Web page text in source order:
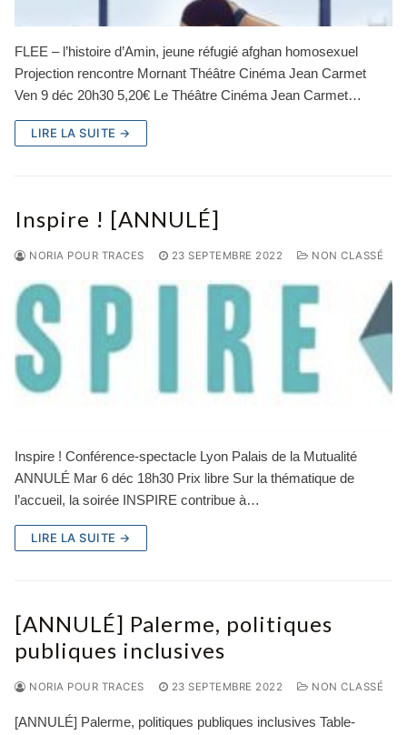
FLEE – l’histoire d’Amin, jeune réfugié afghan homosexuel
Projection rencontre Mornant Théâtre Cinéma Jean Carmet
Ven 9 déc 20h30 5,20€ Le Théâtre Cinéma Jean Carmet…
LIRE LA SUITE →
Inspire ! [ANNULÉ]
NORIA POUR TRACES 23 SEPTEMBRE 2022 NON CLASSÉ
Inspire ! Conférence-spectacle Lyon Palais de la Mutualité
ANNULÉ Mar 6 déc 18h30 Prix libre Sur la thématique de
l’accueil, la soirée INSPIRE contribue à…
LIRE LA SUITE →
[ANNULÉ] Palerme, politiques
publiques inclusives
NORIA POUR TRACES 23 SEPTEMBRE 2022 NON CLASSÉ
[ANNULÉ] Palerme, politiques publiques inclusives Table-